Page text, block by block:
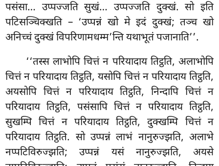
पसंसा… उप्पज्जति सुखं… उप्पज्जति दुक्खं. सो इति
पटिसञ्चिक्खति – ‘उप्पन्नं खो मे इदं दुक्खं; तञ्च खो
अनिच्चं दुक्खं विपरिणामधम्म’न्ति यथाभूतं पजानाति’’.
‘‘तस्सलाभोपि चित्तं न परियादाय तिट्ठति, अलाभोपि
चित्तं न परियादाय तिट्ठति, यसोपि चित्तं न परियादाय तिट्ठति,
अयसोपि चित्तं न परियादाय तिट्ठति, निन्दापि चित्तं न
परियादाय तिट्ठति, पसंसापि चित्तं न परियादाय तिट्ठति,
सुखम्पि चित्तं न परियादाय तिट्ठति, दुक्खम्पि चित्तं न
परियादाय तिट्ठति. सो उप्पन्नं लाभं नानुरुज्झति, अलाभे
नप्पटिविरुज्झति; उप्पन्नं यसं नानुरुज्झति, अयसे